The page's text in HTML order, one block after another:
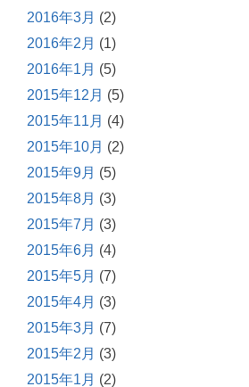
2016年3月 (2)
2016年2月 (1)
2016年1月 (5)
2015年12月 (5)
2015年11月 (4)
2015年10月 (2)
2015年9月 (5)
2015年8月 (3)
2015年7月 (3)
2015年6月 (4)
2015年5月 (7)
2015年4月 (3)
2015年3月 (7)
2015年2月 (3)
2015年1月 (2)